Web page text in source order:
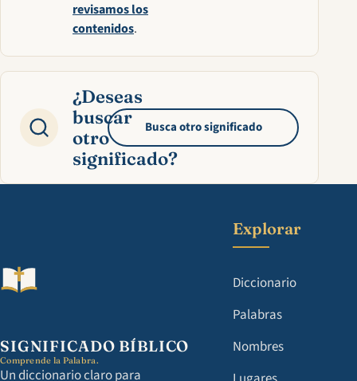
revisamos los
contenidos.
¿Deseas
buscar
otro
significado?
Busca otro significado
SIGNIFICADO BÍBLICO
Comprende la Palabra.
Un diccionario claro para
Explorar
Diccionario
Palabras
Nombres